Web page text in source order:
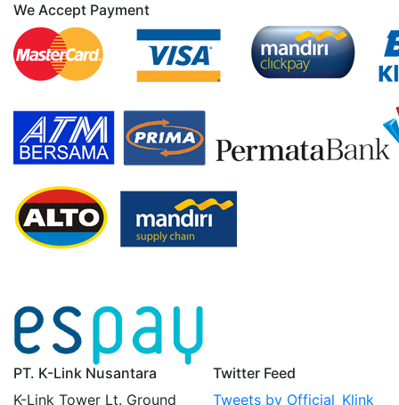
We Accept Payment
PT. K-Link Nusantara
K-Link Tower Lt. Ground
Twitter Feed
Tweets by Official_Klink